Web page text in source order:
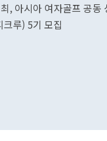
, 아시아 여자골프 공동
루) 5기 모집